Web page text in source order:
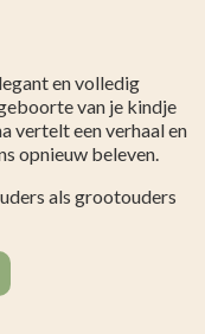
en volledig
van je kindje
vertelt een verhaal en
opnieuw beleven.
als grootouders